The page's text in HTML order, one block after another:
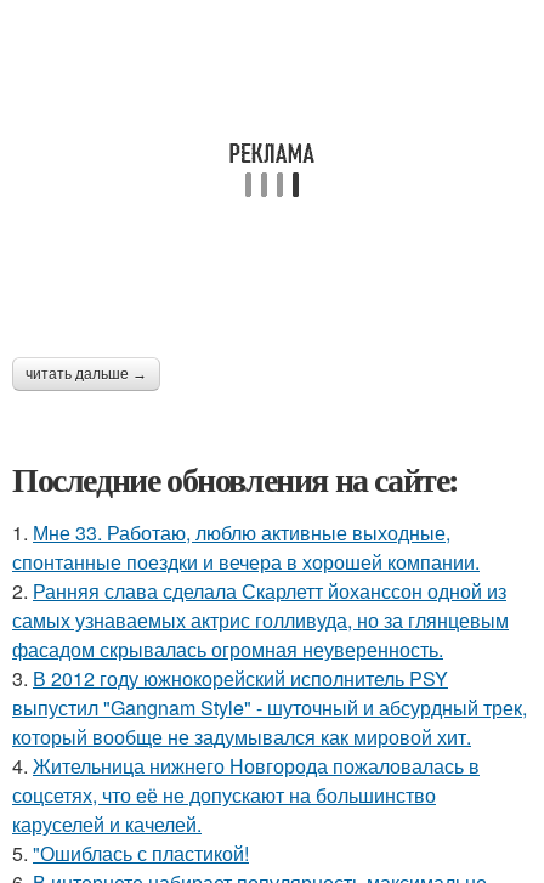
читать дальше →
Последние обновления на сайте:
1. Мне 33. Работаю, люблю активные выходные,
спонтанные поездки и вечера в хорошей компании.
2. Ранняя слава сделала Скарлетт йоханссон одной из
самых узнаваемых актрис голливуда, но за глянцевым
фасадом скрывалась огромная неуверенность.
3. В 2012 году южнокорейский исполнитель PSY
выпустил "Gangnam Style" - шуточный и абсурдный трек,
который вообще не задумывался как мировой хит.
4. Жительница нижнего Новгорода пожаловалась в
соцсетях, что её не допускают на большинство
каруселей и качелей.
5. "Ошиблась с пластикой!